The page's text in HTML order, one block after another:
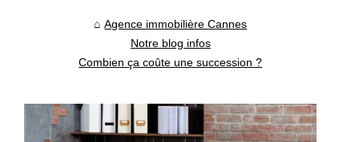
Agence immobilière Cannes
Notre blog infos
Combien ça coûte une succession ?